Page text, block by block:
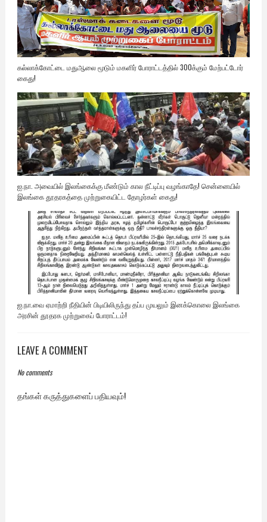
கல்லாக்கோட்டை மதுஆலை மூடும் மகளிர் போராட்டத்தில் 300க்கும் மேற்பட்டோர்
கைது!
ஐ.நா. அவையில் இலங்கைக்கு மீண்டும் கால நீட்டிப்பு வழங்காதே! சென்னையில்
இலங்கை தூதரகத்தை முற்றுகையிட்ட தோழர்கள் கைது!
ஐ.நா.வை ஏமாற்றி நீதியின் பிடியிலிருந்து தப்ப முயலும் இனக்கொலை இலங்கை
அரசின் தூதரக முற்றுகைப் போராட்டம்!
LEAVE A COMMENT
No comments
தங்கள் கருத்துகளைப் பதியவும்!